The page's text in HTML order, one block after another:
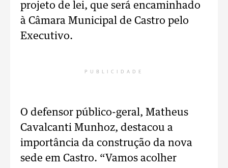
projeto de lei, que será encaminhado
à Câmara Municipal de Castro pelo
Executivo.
PUBLICIDADE
O defensor público-geral, Matheus
Cavalcanti Munhoz, destacou a
importância da construção da nova
sede em Castro. “Vamos acolher